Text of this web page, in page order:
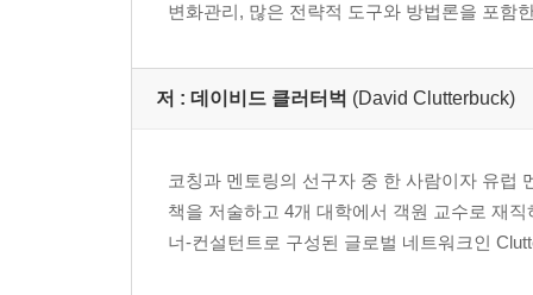
10장. 관점 비교 - 차이점 - 헬렌 징크
12장. 결론 - 헬렌 징크
변화관리, 많은 전략적 도구와 방법론을 포함
저 : 데이비드 클러터벅 (David Clutterbuck)
코칭과 멘토링의 선구자 중 한 사람이자 유럽
책을 저술하고 4개 대학에서 객원 교수로 재
너-컨설턴트로 구성된 글로벌 네트워크인